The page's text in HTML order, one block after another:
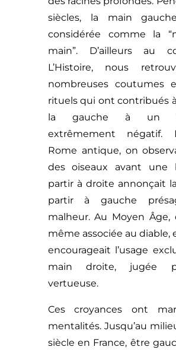
siècles, la main
considérée comme la
main”. D’ailleurs au
L’Histoire, nous
nombreuses coutumes
rituels qui ont contribués
la gauche à un
extrêmement négatif.
Rome antique, on
des oiseaux avant une
partir à droite annonçait
partir à gauche
malheur. Au Moyen Âge,
même associée au diable,
encourageait l’usage
main droite, jugée
vertueuse.
Ces croyances ont
mentalités. Jusqu’au
siècle en France, être